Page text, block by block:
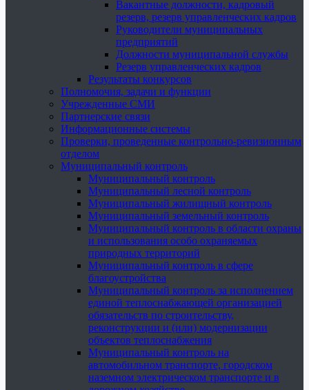
Вакантные должности, кадровый
резерв, резерв управленческих кадров
Руководители муниципальных
предприятий
Должности муниципальной службы
Резерв управленческих кадров
Результаты конкурсов
Полномочия, задачи и функции
Учрежденные СМИ
Партнерские связи
Информационные системы
Проверки, проведенные контрольно-ревизионным
отделом
Муниципальный контроль
Муниципальный контроль
Муниципальный лесной контроль
Муниципальный жилищный контроль
Муниципальный земельный контроль
Муниципальный контроль в области охраны
и использования особо охраняемых
природных территорий
Муниципальный контроль в сфере
благоустройства
Муниципальный контроль за исполнением
единой теплоснабжающей организацией
обязательств по строительству,
реконструкции и (или) модернизации
объектов теплоснабжения
Муниципальный контроль на
автомобильном транспорте, городском
наземном электрическом транспорте и в